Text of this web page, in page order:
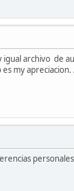
igual archivo de
my